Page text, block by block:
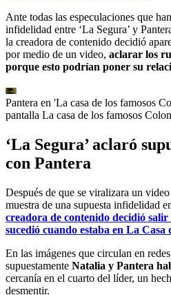
Ante todas las especulaciones que
infidelidad entre ‘La Segura’ y
la creadora de contenido decidió
por medio de un video, aclarar los
porque esto podrían poner su
Pantera en 'La casa de los famosos
pantalla La casa de los famosos
‘La Segura’ aclaró
con Pantera
Después de que se viralizara un
muestra de una supuesta infidelidad
creadora de contenido decidió
sucedió cuando estaba en La Casa
En las imágenes que circulan en
supuestamente Natalia y Pantera
cercanía en el cuarto del líder, un
desmentir.